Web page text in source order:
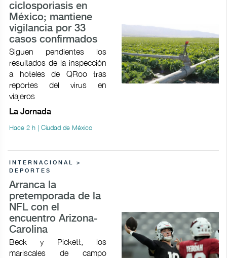
ciclosporiasis en
México; mantiene
vigilancia por 33
casos confirmados
Siguen pendientes los
resultados de la inspección
a hoteles de QRoo tras
reportes del virus en
viajeros
La Jornada
Hace 2 h | Ciudad de México
INTERNACIONAL >
DEPORTES
Arranca la
pretemporada de la
NFL con el
encuentro Arizona-
Carolina
Beck y Pickett, los
mariscales de campo